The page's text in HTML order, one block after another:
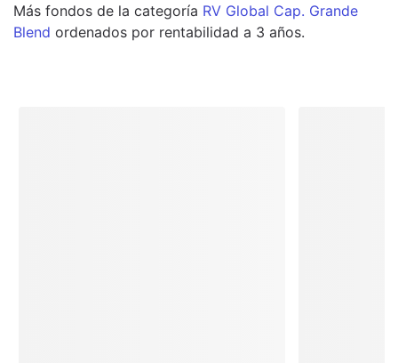
Más fondos de la categoría RV Global Cap. Grande
Blend ordenados por rentabilidad a 3 años.